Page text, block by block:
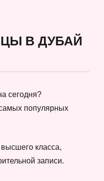
В ДУБАЙ
сегодня?
популярных
класса,
записи.